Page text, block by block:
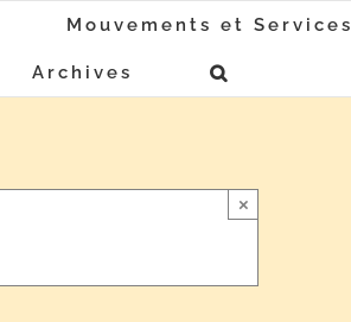
Mouvements et Services
Archives
×